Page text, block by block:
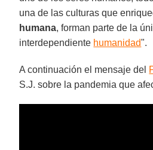
una de las culturas que
humana, forman parte de la
interdependiente humanidad".
A continuación el mensaje del
S.J. sobre la pandemia que